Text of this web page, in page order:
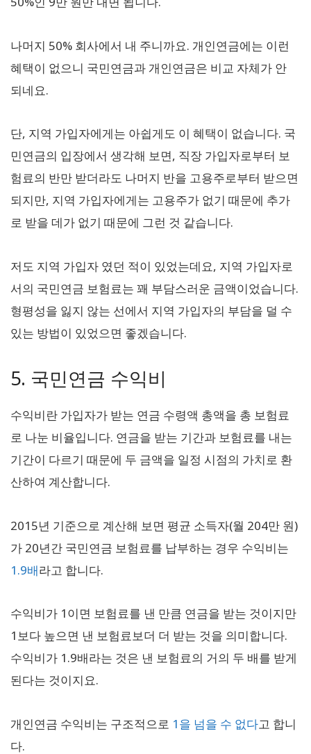
나머지 50% 회사에서 내 주니까요. 개인연금에는 이런
혜택이 없으니 국민연금과 개인연금은 비교 자체가 안
되네요.
단, 지역 가입자에게는 아쉽게도 이 혜택이 없습니다. 국
민연금의 입장에서 생각해 보면, 직장 가입자로부터 보
험료의 반만 받더라도 나머지 반을 고용주로부터 받으면
되지만, 지역 가입자에게는 고용주가 없기 때문에 추가
로 받을 데가 없기 때문에 그런 것 같습니다.
저도 지역 가입자 였던 적이 있었는데요, 지역 가입자로
서의 국민연금 보험료는 꽤 부담스러운 금액이었습니다.
형평성을 잃지 않는 선에서 지역 가입자의 부담을 덜 수
있는 방법이 있었으면 좋겠습니다.
5. 국민연금 수익비
수익비란 가입자가 받는 연금 수령액 총액을 총 보험료
로 나눈 비율입니다. 연금을 받는 기간과 보험료를 내는
기간이 다르기 때문에 두 금액을 일정 시점의 가치로 환
산하여 계산합니다.
2015년 기준으로 계산해 보면 평균 소득자(월 204만 원)
가 20년간 국민연금 보험료를 납부하는 경우 수익비는
1.9배라고 합니다.
수익비가 1이면 보험료를 낸 만큼 연금을 받는 것이지만
1보다 높으면 낸 보험료보더 더 받는 것을 의미합니다.
수익비가 1.9배라는 것은 낸 보험료의 거의 두 배를 받게
된다는 것이지요.
개인연금 수익비는 구조적으로 1을 넘을 수 없다고 합니
다.